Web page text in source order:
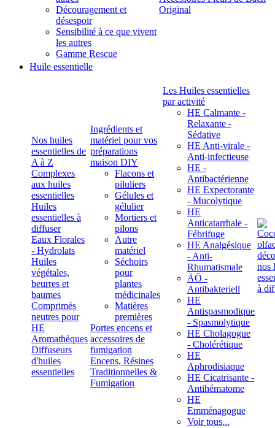
Découragement et
désespoir
Sensibilité à ce que vivent
les autres
Gamme Rescue
Original
Huile essentielle
Nos huiles
essentielles de
A à Z
Complexes
aux huiles
essentielles
Huiles
essentielles à
diffuser
Eaux Florales
- Hydrolats
Huiles
végétales,
beurres et
baumes
Comprimés
neutres pour
HE
Aromathèques
Diffuseurs
d'huiles
essentielles
Ingrédients et
matériel pour vos
préparations
maison DIY
Flacons et
piluliers
Gélules et
gélulier
Mortiers et
pilons
Autre
matériel
Séchoirs
pour
plantes
médicinales
Matières
premières
Portes encens et
accessoires de
fumigation
Encens, Résines
Traditionnelles &
Fumigation
Les Huiles essentielles
par activité
HE Calmante -
Relaxante -
Sédative
HE Anti-virale -
Anti-infectieuse
HE -
Antibactérienne
HE Expectorante
- Mucolytique
HE
Anticatarrhale -
Fébrifuge
HE Analgésique
- Anti-
Rhumatismale
ÄÖ -
Antibakteriell
HE
Antispasmodique
- Spasmolytique
HE Cholagogue
- Cholérétique
HE
Aphrodisiaque
HE Cicatrisante -
Antihématome
HE
Emménagogue
Voir tous...